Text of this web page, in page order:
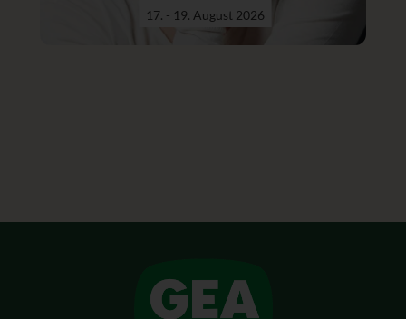
17. - 19. August 2026